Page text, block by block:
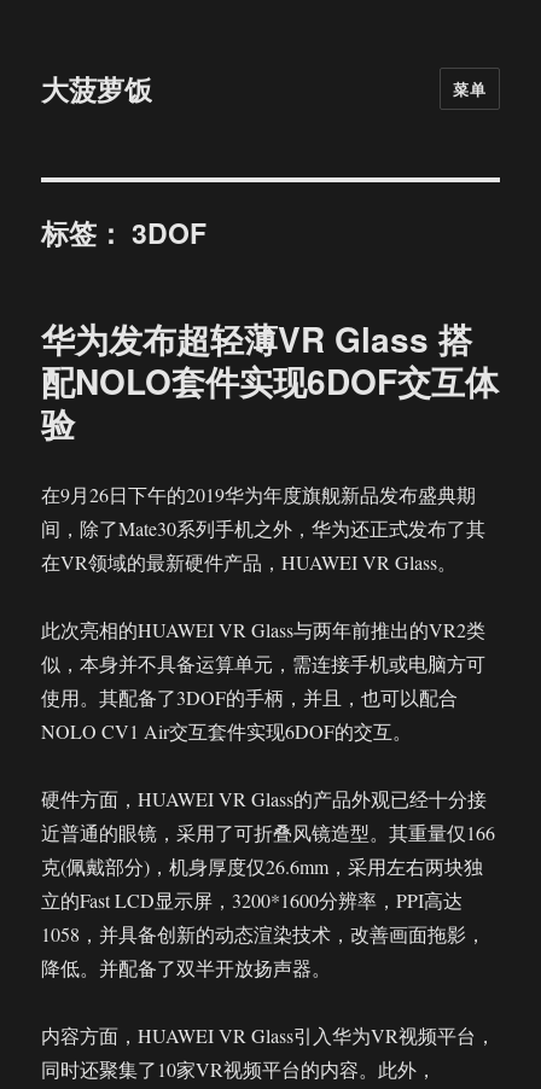
大菠萝饭 菜单
标签：3DOF
华为发布超轻薄VR Glass 搭
配NOLO套件实现6DOF交互体
验
在9月26日下午的2019华为年度旗舰新品发布盛典期
间，除了Mate30系列手机之外，华为还正式发布了其
在VR领域的最新硬件产品，HUAWEI VR Glass。
此次亮相的HUAWEI VR Glass与两年前推出的VR2类
似，本身并不具备运算单元，需连接手机或电脑方可
使用。其配备了3DOF的手柄，并且，也可以配合
NOLO CV1 Air交互套件实现6DOF的交互。
硬件方面，HUAWEI VR Glass的产品外观已经十分接
近普通的眼镜，采用了可折叠风镜造型。其重量仅166
克(佩戴部分)，机身厚度仅26.6mm，采用左右两块独
立的Fast LCD显示屏，3200*1600分辨率，PPI高达
1058，并具备创新的动态渲染技术，改善画面拖影，
降低。并配备了双半开放扬声器。
内容方面，HUAWEI VR Glass引入华为VR视频平台，
同时还聚集了10家VR视频平台的内容。此外，